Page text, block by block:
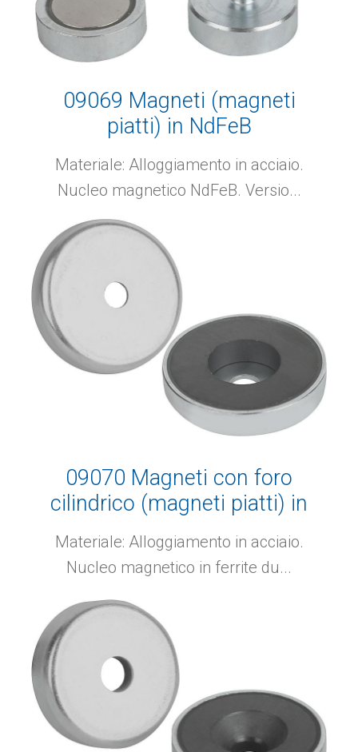
09069 Magneti (magneti
piatti) in NdFeB
Materiale: Alloggiamento in acciaio.
Nucleo magnetico NdFeB. Versio...
09070 Magneti con foro
cilindrico (magneti piatti) in
ferrite dura
Materiale: Alloggiamento in acciaio.
Nucleo magnetico in ferrite du...